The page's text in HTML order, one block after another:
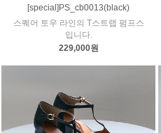
[special]PS_cb0013(black)
스퀘어 토우 라인의 T스트랩 펌프스
입니다.
229,000원